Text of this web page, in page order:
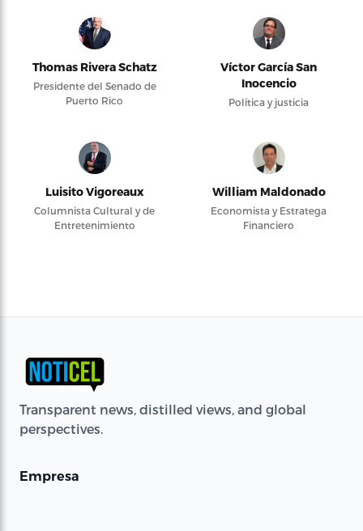
Thomas Rivera Schatz
Presidente del Senado de
Puerto Rico
Víctor García San
Inocencio
Política y justicia
Luisito Vigoreaux
Columnista Cultural y de
Entretenimiento
William Maldonado
Economista y Estratega
Financiero
Transparent news, distilled views, and global
perspectives.
Empresa